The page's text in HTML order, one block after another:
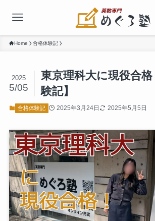
Home 合格体験記
東京理科大に現役合
験記】
2025
5/05
合格体験記 2025年3月24日 2025年5月5日